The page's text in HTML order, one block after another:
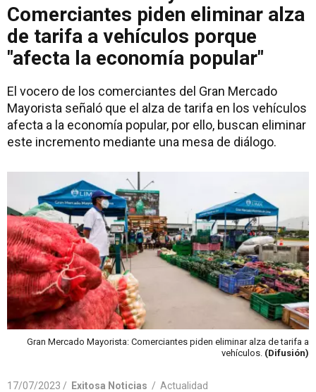
Comerciantes piden eliminar alza
de tarifa a vehículos porque
"afecta la economía popular"
El vocero de los comerciantes del Gran Mercado
Mayorista señaló que el alza de tarifa en los vehículos
afecta a la economía popular, por ello, buscan eliminar
este incremento mediante una mesa de diálogo.
Gran Mercado Mayorista: Comerciantes piden eliminar alza de tarifa a
vehículos. (Difusión)
17/07/2023 / Exitosa Noticias / Actualidad